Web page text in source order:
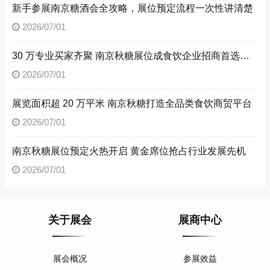
新手参展南京糖酒会全攻略，展位预定流程一次性讲清楚
2026/07/01
30 万专业买家齐聚 南京秋糖展位成食饮企业招商首选阵地
2026/07/01
展览面积超 20 万平米 南京秋糖打造全品类食饮商贸平台
2026/07/01
南京秋糖展位预定火热开启 黄金席位抢占行业发展先机
2026/07/01
关于展会
展会概况
展商中心
参展效益